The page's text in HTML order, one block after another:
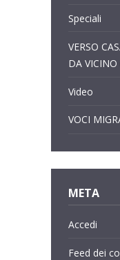
Speciali
VERSO
DA
Video
VOCI
META
Accedi
Feed dei